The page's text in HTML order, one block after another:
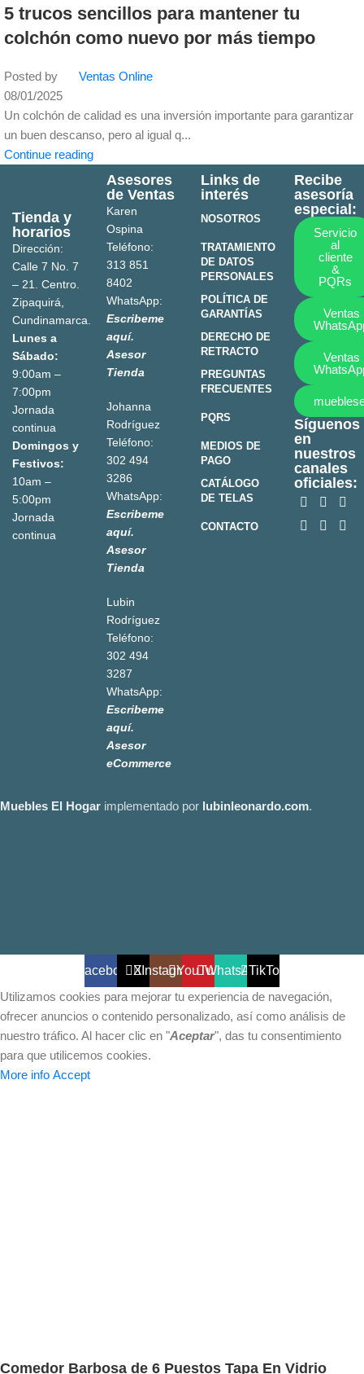
5 trucos sencillos para mantener tu
colchón como nuevo por más tiempo
Posted by
Ventas Online
08/01/2025
Un colchón de calidad es una inversión importante para garantizar
un buen descanso, pero al igual q...
Continue reading
Tienda y
horarios
Dirección:
Calle 7 No. 7
– 21. Centro.
Zipaquirá,
Cundinamarca.
Lunes a
Sábado:
9:00am –
7:00pm
Jornada
continua
Domingos y
Festivos:
10am –
5:00pm
Jornada
continua
Asesores
de Ventas
Karen
Ospina
Teléfono:
313 851
8402
WhatsApp:
Escribeme
aquí.
Asesor
Tienda
Johanna
Rodríguez
Teléfono:
302 494
3286
WhatsApp:
Escribeme
aquí.
Asesor
Tienda
Lubin
Rodríguez
Teléfono:
302 494
3287
WhatsApp:
Escribeme
aquí.
Asesor
eCommerce
Links de
interés
NOSOTROS
TRATAMIENTO
DE DATOS
PERSONALES
POLÍTICA DE
GARANTÍAS
DERECHO DE
RETRACTO
PREGUNTAS
FRECUENTES
PQRS
MEDIOS DE
PAGO
CATÁLOGO
DE TELAS
CONTACTO
Recibe
asesoría
especial:
Servicio
al
cliente
&
PQRs
Ventas
Ventas
Síguenos
en
nuestros
canales
oficiales:
Muebles El Hogar implementado por lubinleonardo.com.
FacebookX InstagramYouTubeWhatsAppTikTok
Utilizamos cookies para mejorar tu experiencia de navegación,
ofrecer anuncios o contenido personalizado, así como análisis de
nuestro tráfico. Al hacer clic en "Aceptar", das tu consentimiento
para que utilicemos cookies.
More info Accept
Comedor Barbosa de 6 Puestos Tapa En Vidrio